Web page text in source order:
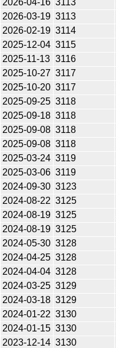
2026-03-19 3113
2026-02-19 3114
2025-12-04 3115
2025-11-13 3116
2025-10-27 3117
2025-10-20 3117
2025-09-25 3118
2025-09-18 3118
2025-09-08 3118
2025-09-08 3118
2025-03-24 3119
2025-03-06 3119
2024-09-30 3123
2024-08-22 3125
2024-08-19 3125
2024-08-19 3125
2024-05-30 3128
2024-04-25 3128
2024-04-04 3128
2024-03-25 3129
2024-03-18 3129
2024-01-22 3130
2024-01-15 3130
2023-12-14 3130